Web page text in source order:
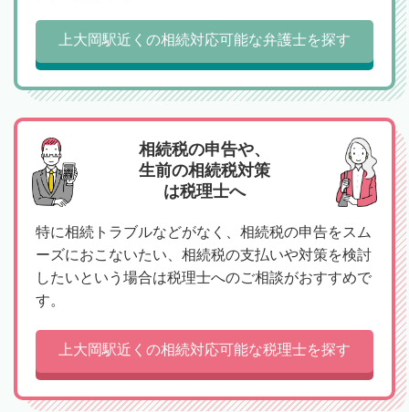
上大岡駅近くの相続対応可能な弁護士を探す
相続税の申告や、
生前の相続税対策
は税理士へ
特に相続トラブルなどがなく、相続税の申告をスム
ーズにおこないたい、相続税の支払いや対策を検討
したいという場合は税理士へのご相談がおすすめで
す。
上大岡駅近くの相続対応可能な税理士を探す